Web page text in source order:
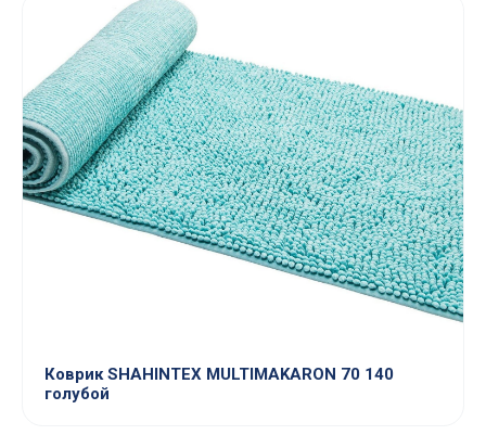
Коврик SHAHINTEX MULTIMAKARON 70 140
голубой